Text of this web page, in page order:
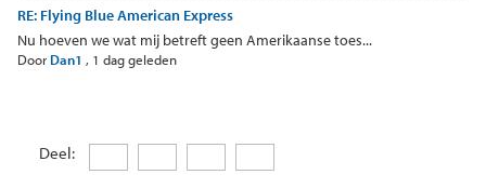
RE: Flying Blue American Express
Nu hoeven we wat mij betreft geen Amerikaanse toes...
Door Dan1 , 1 dag geleden
Deel: